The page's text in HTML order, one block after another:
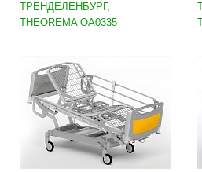
ТРЕНДЕЛЕНБУРГ,
THEOREMA OA0335